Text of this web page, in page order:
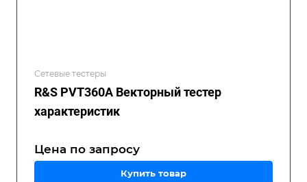
Сетевые тестеры
R&S PVT360A Векторный тестер
характеристик
Цена по запросу
Купить товар